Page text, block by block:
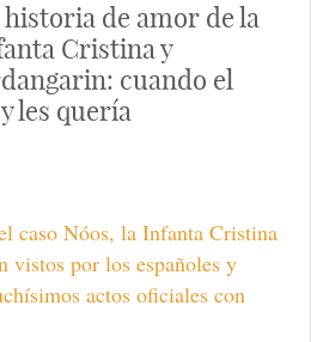
historia de amor de la
Cristina y
cuando el
les quería
caso Nóos, la Infanta Cristina
vistos por los españoles y
actos oficiales con